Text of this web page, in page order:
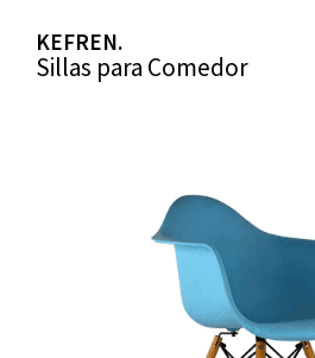
KEFREN.
Sillas para Comedor